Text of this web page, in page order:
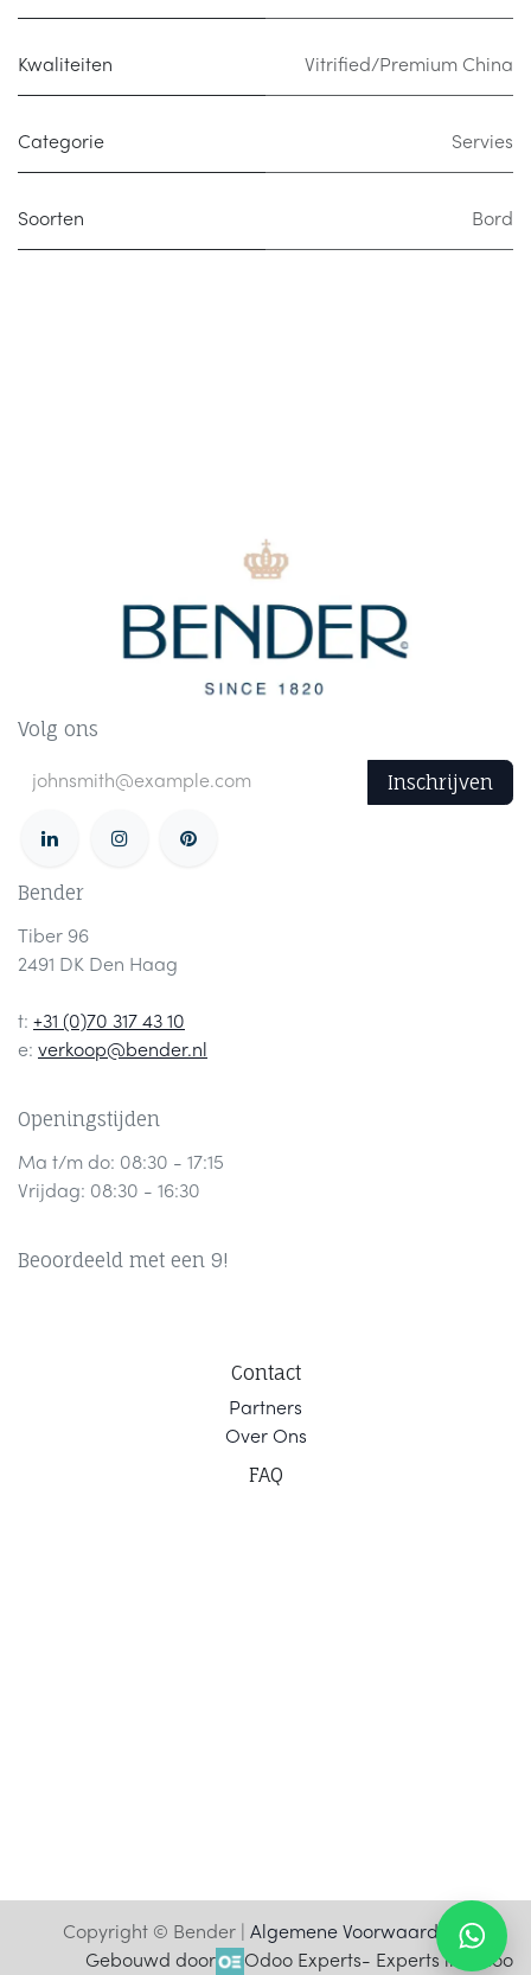
Kwaliteiten Vitrified/Premium China
Categorie Servies
Soorten Bord
Volg ons
Inschrijven
Bender
Tiber 96
2491 DK Den Haag
t: +31 (0)70 317 43 10
e: verkoop@bender.nl
Openingstijden
Ma t/m do: 08:30 - 17:15
Vrijdag: 08:30 - 16:30
Beoordeeld met een 9!
Contact
Partners
Over Ons
FAQ
Copyright © Bender | Algemene Voorwaarden
Gebouwd door
Odoo Experts- Experts in Odoo